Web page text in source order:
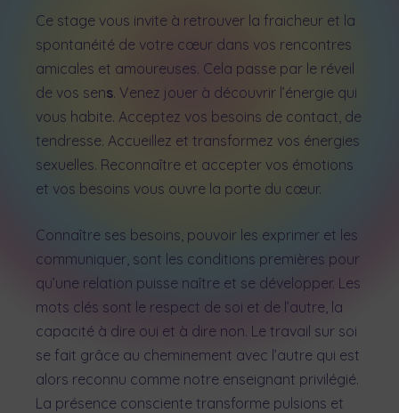
Ce stage vous invite à retrouver la fraicheur et la
spontanéité de votre cœur dans vos rencontres
amicales et amoureuses. Cela passe par le réveil
de vos sens. Venez jouer à découvrir l’énergie qui
vous habite. Acceptez vos besoins de contact, de
tendresse. Accueillez et transformez vos énergies
sexuelles. Reconnaître et accepter vos émotions
et vos besoins vous ouvre la porte du cœur.
Connaître ses besoins, pouvoir les exprimer et les
communiquer, sont les conditions premières pour
qu’une relation puisse naître et se développer. Les
mots clés sont le respect de soi et de l’autre, la
capacité à dire oui et à dire non. Le travail sur soi
se fait grâce au cheminement avec l’autre qui est
alors reconnu comme notre enseignant privilégié.
La présence consciente transforme pulsions et